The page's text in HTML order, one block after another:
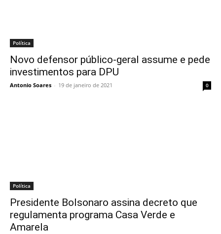
Política
Novo defensor público-geral assume e pede
investimentos para DPU
Antonio Soares - 19 de janeiro de 2021 0
Política
Presidente Bolsonaro assina decreto que
regulamenta programa Casa Verde e
Amarela